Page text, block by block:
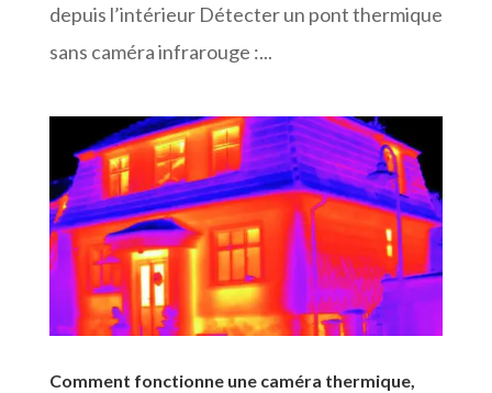
depuis l’intérieur Détecter un pont thermique
sans caméra infrarouge :...
Comment fonctionne une caméra thermique,